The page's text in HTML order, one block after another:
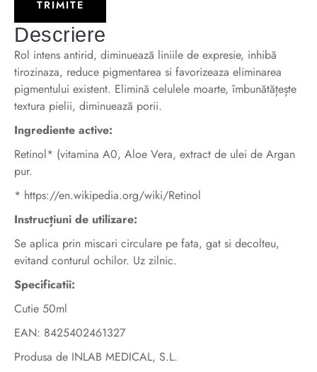
Descriere
Rol intens antirid, diminuează liniile de expresie, inhibă
tirozinaza, reduce pigmentarea si favorizeaza eliminarea
pigmentului existent. Elimină celulele moarte, îmbunătățește
textura pielii, diminuează porii.
Ingrediente active:
Retinol* (vitamina A0, Aloe Vera, extract de ulei de Argan
pur.
* https://en.wikipedia.org/wiki/Retinol
Instrucțiuni de utilizare:
Se aplica prin miscari circulare pe fata, gat si decolteu,
evitand conturul ochilor. Uz zilnic.
Specificatii:
Cutie 50ml
EAN: 8425402461327
Produsa de INLAB MEDICAL, S.L.